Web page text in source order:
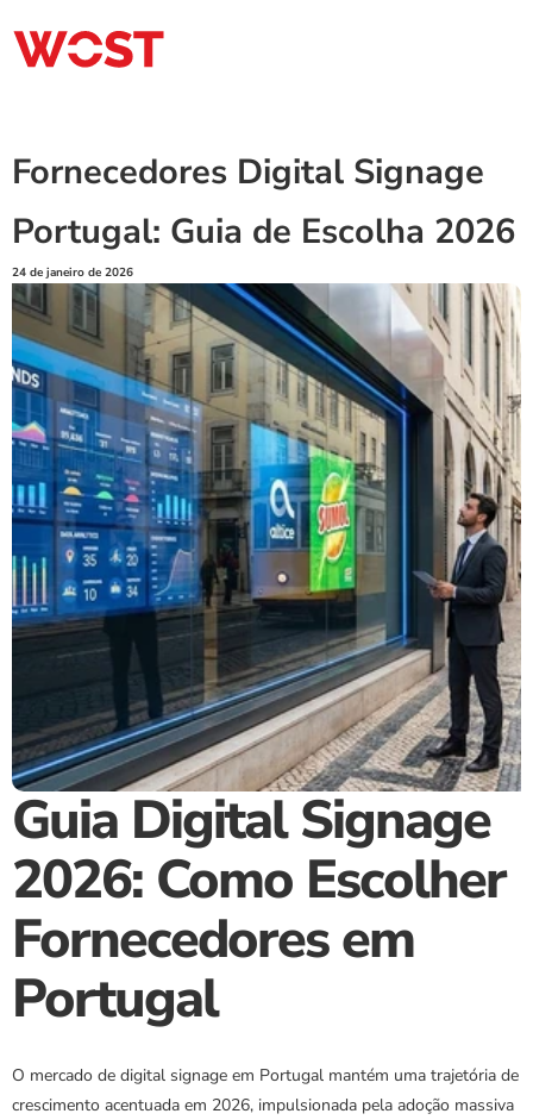
Fornecedores Digital Signage
Portugal: Guia de Escolha 2026
24 de janeiro de 2026
Guia Digital Signage
2026: Como Escolher
Fornecedores em
Portugal
O mercado de digital signage em Portugal mantém uma trajetória de
crescimento acentuada em 2026, impulsionada pela adoção massiva